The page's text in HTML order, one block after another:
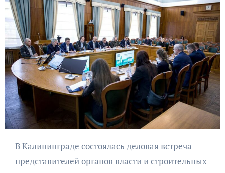
В Калининграде состоялась деловая встреча
представителей органов власти и строительных